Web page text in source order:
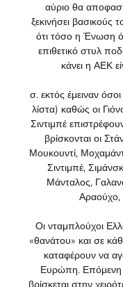
αύριο θα
ξεκινήσει βασικούς
ότι τόσο η Ένωση
επιθετικό στυλ
κάνει η ΑΕΚ
σ. εκτός έμειναν
λίστα) καθώς οι
Σιντιμπέ
βρίσκονται οι
Μουκουντί,
Σιντιμπέ,
Μάνταλος,
Αραούχο,
Οι νταμπλούχοι
«θανάτου» και σε
καταφέρουν να
Ευρώπη. Επόμενη
βρίσκεται στην